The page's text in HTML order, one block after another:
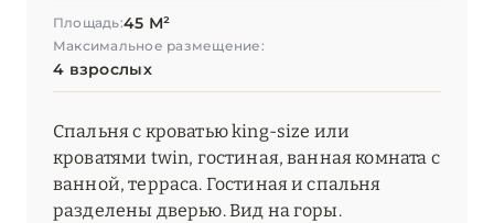
Площадь:45 М²
Максимальное размещение:
4 взрослых
Спальня с кроватью king-size или
кроватями twin, гостиная, ванная комната с
ванной, терраса. Гостиная и спальня
разделены дверью. Вид на горы.